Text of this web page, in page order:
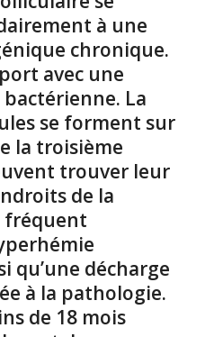
à une
chronique.
avec une
La
se forment sur
la troisième
trouver leur
de la
fréquent
qu’une décharge
à la pathologie.
de 18 mois